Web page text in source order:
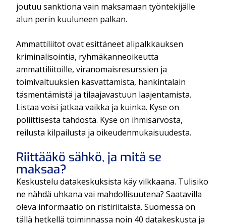
joutuu sanktiona vain maksamaan työntekijälle
alun perin kuuluneen palkan.
Ammattiliitot ovat esittäneet alipalkkauksen
kriminalisointia, ryhmäkanneoikeutta
ammattiliitoille, viranomaisresurssien ja
toimivaltuuksien kasvattamista, hankintalain
täsmentämistä ja tilaajavastuun laajentamista.
Listaa voisi jatkaa vaikka ja kuinka. Kyse on
poliittisesta tahdosta. Kyse on ihmisarvosta,
reilusta kilpailusta ja oikeudenmukaisuudesta.
Riittääkö sähkö, ja mitä se
maksaa?
Keskustelu datakeskuksista käy vilkkaana. Tulisiko
ne nähdä uhkana vai mahdollisuutena? Saatavilla
oleva informaatio on ristiriitaista. Suomessa on
tällä hetkellä toiminnassa noin 40 datakeskusta ja